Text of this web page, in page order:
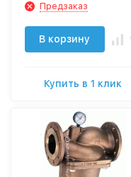
Предзаказ
В корзину
Купить в 1 клик